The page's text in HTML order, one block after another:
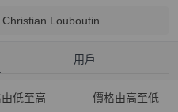
Christian Louboutin
用戶
低至高 價格由高至低